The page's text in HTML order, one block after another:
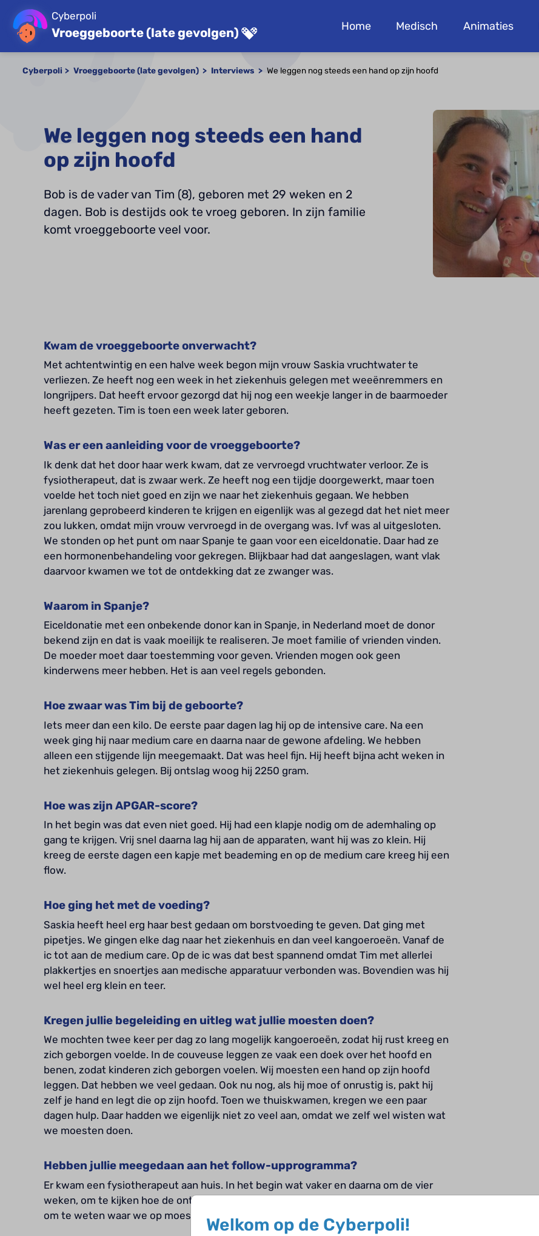
Cyberpoli
Vroeggeboorte (late gevolgen) Home Medisch Animaties
Cyberpoli Vroeggeboorte (late gevolgen) Interviews We leggen nog steeds een hand op zijn hoofd
We leggen nog steeds een hand
op zijn hoofd
Bob is de vader van Tim (8), geboren met 29 weken en 2
dagen. Bob is destijds ook te vroeg geboren. In zijn familie
komt vroeggeboorte veel voor.
Kwam de vroeggeboorte onverwacht?
Met achtentwintig en een halve week begon mijn vrouw Saskia vruchtwater te
verliezen. Ze heeft nog een week in het ziekenhuis gelegen met weeënremmers en
longrijpers. Dat heeft ervoor gezorgd dat hij nog een weekje langer in de baarmoeder
heeft gezeten. Tim is toen een week later geboren.
Was er een aanleiding voor de vroeggeboorte?
Ik denk dat het door haar werk kwam, dat ze vervroegd vruchtwater verloor. Ze is
fysiotherapeut, dat is zwaar werk. Ze heeft nog een tijdje doorgewerkt, maar toen
voelde het toch niet goed en zijn we naar het ziekenhuis gegaan. We hebben
jarenlang geprobeerd kinderen te krijgen en eigenlijk was al gezegd dat het niet meer
zou lukken, omdat mijn vrouw vervroegd in de overgang was. Ivf was al uitgesloten.
We stonden op het punt om naar Spanje te gaan voor een eiceldonatie. Daar had ze
een hormonenbehandeling voor gekregen. Blijkbaar had dat aangeslagen, want vlak
daarvoor kwamen we tot de ontdekking dat ze zwanger was.
Waarom in Spanje?
Eiceldonatie met een onbekende donor kan in Spanje, in Nederland moet de donor
bekend zijn en dat is vaak moeilijk te realiseren. Je moet familie of vrienden vinden.
De moeder moet daar toestemming voor geven. Vrienden mogen ook geen
kinderwens meer hebben. Het is aan veel regels gebonden.
Hoe zwaar was Tim bij de geboorte?
Iets meer dan een kilo. De eerste paar dagen lag hij op de intensive care. Na een
week ging hij naar medium care en daarna naar de gewone afdeling. We hebben
alleen een stijgende lijn meegemaakt. Dat was heel fijn. Hij heeft bijna acht weken in
het ziekenhuis gelegen. Bij ontslag woog hij 2250 gram.
Hoe was zijn APGAR-score?
In het begin was dat even niet goed. Hij had een klapje nodig om de ademhaling op
gang te krijgen. Vrij snel daarna lag hij aan de apparaten, want hij was zo klein. Hij
kreeg de eerste dagen een kapje met beademing en op de medium care kreeg hij een
flow.
Hoe ging het met de voeding?
Saskia heeft heel erg haar best gedaan om borstvoeding te geven. Dat ging met
pipetjes. We gingen elke dag naar het ziekenhuis en dan veel kangoeroeën. Vanaf de
ic tot aan de medium care. Op de ic was dat best spannend omdat Tim met allerlei
plakkertjes en snoertjes aan medische apparatuur verbonden was. Bovendien was hij
wel heel erg klein en teer.
Kregen jullie begeleiding en uitleg wat jullie moesten doen?
We mochten twee keer per dag zo lang mogelijk kangoeroeën, zodat hij rust kreeg en
zich geborgen voelde. In de couveuse leggen ze vaak een doek over het hoofd en
benen, zodat kinderen zich geborgen voelen. Wij moesten een hand op zijn hoofd
leggen. Dat hebben we veel gedaan. Ook nu nog, als hij moe of onrustig is, pakt hij
zelf je hand en legt die op zijn hoofd. Toen we thuiskwamen, kregen we een paar
dagen hulp. Daar hadden we eigenlijk niet zo veel aan, omdat we zelf wel wisten wat
we moesten doen.
Hebben jullie meegedaan aan het follow-upprogramma?
Er kwam een fysiotherapeut aan huis. In het begin wat vaker en daarna om de vier
weken, om te kijken hoe de ontwikkeling ging. Mijn vrouw vond het heel interessant
om te weten waar we op moesten letten.Welkom op de Cyberpoli!